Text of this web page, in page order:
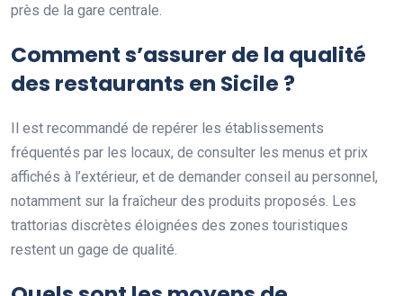
près de la gare centrale.
Comment s’assurer de la qualité
des restaurants en Sicile ?
Il est recommandé de repérer les établissements
fréquentés par les locaux, de consulter les menus et prix
affichés à l’extérieur, et de demander conseil au personnel,
notamment sur la fraîcheur des produits proposés. Les
trattorias discrètes éloignées des zones touristiques
restent un gage de qualité.